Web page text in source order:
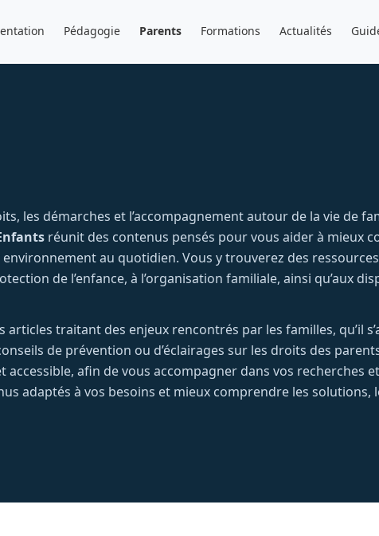
Pédagogie Parents Formations Actualités
les démarches et l’accompagnement autour de la vie de
réunit des contenus pensés pour vous aider à mieux
au quotidien. Vous y trouverez des
de l’enfance, à l’organisation familiale, ainsi qu’aux
traitant des enjeux rencontrés par les familles, qu’il
de prévention ou d’éclairages sur les droits des
afin de vous accompagner dans vos recherches
adaptés à vos besoins et mieux comprendre les solutions,